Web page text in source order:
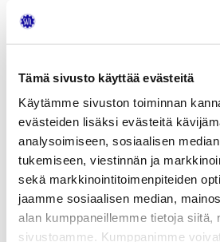
Tämä sivusto käyttää evästeitä
Käytämme sivuston toiminnan
evästeiden lisäksi evästeitä
analysoimiseen, sosiaalisen
tukemiseen, viestinnän ja
sekä markkinointitoimenpiteiden
jaamme sosiaalisen median,
alan kumppaneillemme tietoja siitä,
sivustoamme. Kumppanimme